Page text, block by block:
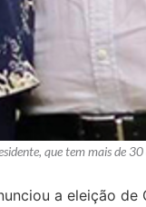
que tem mais de
a eleição